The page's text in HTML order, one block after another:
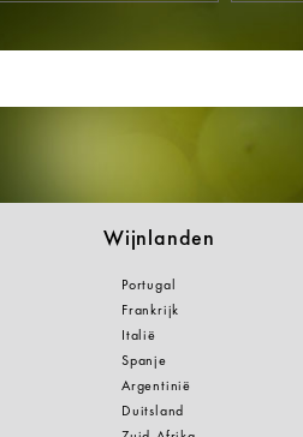
Wijnlanden
Portugal
Frankrijk
Italië
Spanje
Argentinië
Duitsland